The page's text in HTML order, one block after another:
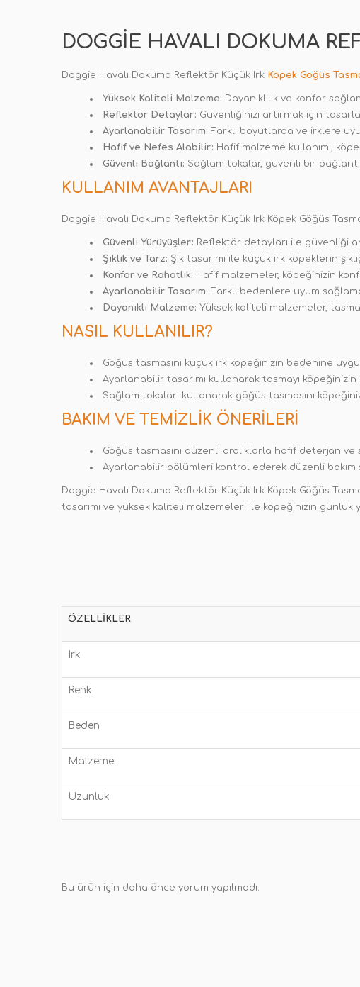
DOGGIE HAVALI DOKUMA
Doggie Havalı Dokuma Reflektör Küçük Irk Köpek Göğüs
Yüksek Kaliteli Malzeme: Dayanıklılık ve konfor
Reflektör Detaylar: Güvenliğinizi artırmak için
Ayarlanabilir Tasarım: Farklı boyutlarda ve irklere
Hafif ve Nefes Alabilir: Hafif malzeme kullanımı,
Güvenli Bağlantı: Sağlam tokalar, güvenli bir
KULLANIM AVANTAJLARI
Doggie Havalı Dokuma Reflektör Küçük Irk Köpek Göğüs
Güvenli Yürüyüşler: Reflektör detayları ile güvenliği
Şıklık ve Tarz: Şık tasarımı ile küçük irk köpeklerin
Konfor ve Rahatlık: Hafif malzemeler, köpeğinizin
Ayarlanabilir Tasarım: Farklı bedenlere uyum
Dayanıklı Malzeme: Yüksek kaliteli malzemeler,
NASIL KULLANILIR?
Göğüs tasmasını küçük irk köpeğinizin bedenine
Ayarlanabilir tasarımı kullanarak tasmayı
Sağlam tokaları kullanarak göğüs tasmasını
BAKIM VE TEMIZLIK ÖNERILERI
Göğüs tasmasını düzenli aralıklarla hafif deterjan
Ayarlanabilir bölümleri kontrol ederek düzenli bakım
Doggie Havalı Dokuma Reflektör Küçük Irk Köpek Göğüs
tasarımı ve yüksek kaliteli malzemeleri ile köpeğinizin
ÖZELLIKLER
Irk
Renk
Beden
Malzeme
Uzunluk
Bu ürün için daha önce yorum yapılmadı.